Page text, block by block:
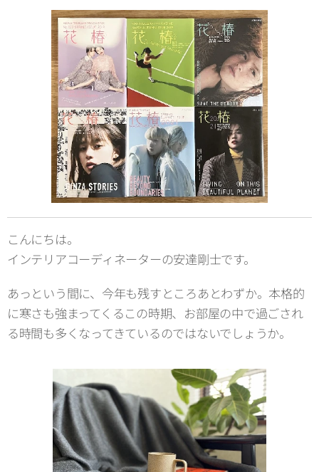
こんにちは。
インテリアコーディネーターの安達剛士です。
あっという間に、今年も残すところあとわずか。本格的
に寒さも強まってくるこの時期、お部屋の中で過ごされ
る時間も多くなってきているのではないでしょうか。